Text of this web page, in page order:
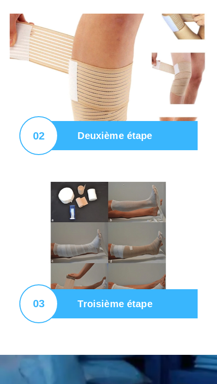
02 Deuxième étape
03 Troisième étape